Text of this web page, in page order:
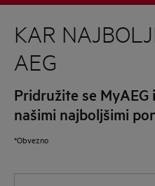
KAR
AEG
Pridružite se
našimi najboljšimi
*Obvezno